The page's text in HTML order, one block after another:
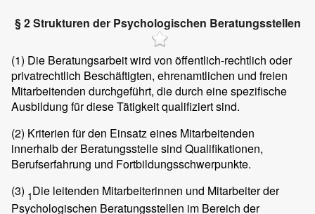
§ 2 Strukturen der Psychologischen Beratungsstellen
(1) Die Beratungsarbeit wird von öffentlich-rechtlich oder
privatrechtlich Beschäftigten, ehrenamtlichen und freien
Mitarbeitenden durchgeführt, die durch eine spezifische
Ausbildung für diese Tätigkeit qualifiziert sind.
(2) Kriterien für den Einsatz eines Mitarbeitenden
innerhalb der Beratungsstelle sind Qualifikationen,
Berufserfahrung und Fortbildungsschwerpunkte.
(3) 1Die leitenden Mitarbeiterinnen und Mitarbeiter der
Psychologischen Beratungsstellen im Bereich der